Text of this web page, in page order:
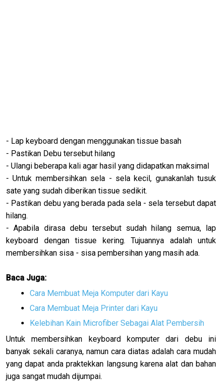
- Lap keyboard dengan menggunakan tissue basah
- Pastikan Debu tersebut hilang
- Ulangi beberapa kali agar hasil yang didapatkan maksimal
- Untuk membersihkan sela - sela kecil, gunakanlah tusuk
sate yang sudah diberikan tissue sedikit.
- Pastikan debu yang berada pada sela - sela tersebut dapat
hilang.
- Apabila dirasa debu tersebut sudah hilang semua, lap
keyboard dengan tissue kering. Tujuannya adalah untuk
membersihkan sisa - sisa pembersihan yang masih ada.
Baca Juga:
Cara Membuat Meja Komputer dari Kayu
Cara Membuat Meja Printer dari Kayu
Kelebihan Kain Microfiber Sebagai Alat Pembersih
Untuk membersihkan keyboard komputer dari debu ini
banyak sekali caranya, namun cara diatas adalah cara mudah
yang dapat anda praktekkan langsung karena alat dan bahan
juga sangat mudah dijumpai.